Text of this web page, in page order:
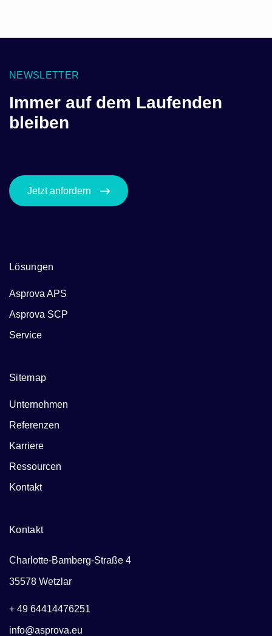
NEWSLETTER
Immer auf dem Laufenden
bleiben
Jetzt anfordern
Lösungen
Asprova APS
Asprova SCP
Service
Sitemap
Unternehmen
Referenzen
Karriere
Ressourcen
Kontakt
Kontakt
Charlotte-Bamberg-Straße 4
35578 Wetzlar
+ 49 64414476251
info@asprova.eu